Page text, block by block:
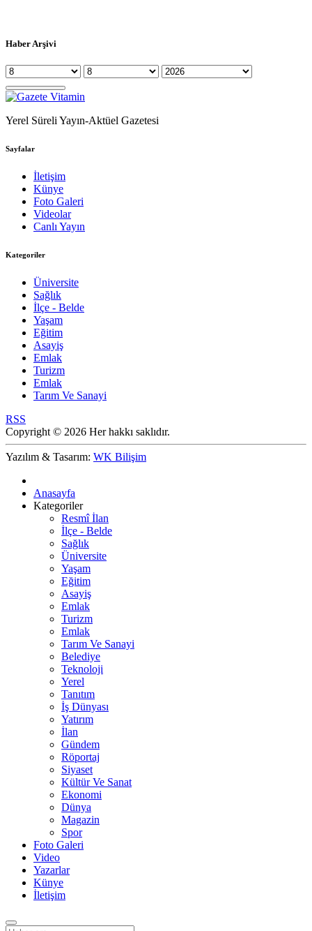
Haber Arşivi
Yerel Süreli Yayın-Aktüel Gazetesi
Sayfalar
İletişim
Künye
Foto Galeri
Videolar
Canlı Yayın
Kategoriler
Üniversite
Sağlık
İlçe - Belde
Yaşam
Eğitim
Asayiş
Emlak
Turizm
Emlak
Tarım Ve Sanayi
RSS
Copyright © 2026 Her hakkı saklıdır.
Yazılım & Tasarım: WK Bilişim
Anasayfa
Kategoriler
Resmî İlan
İlçe - Belde
Sağlık
Üniversite
Yaşam
Eğitim
Asayiş
Emlak
Turizm
Emlak
Tarım Ve Sanayi
Belediye
Teknoloji
Yerel
Tanıtım
İş Dünyası
Yatırım
İlan
Gündem
Röportaj
Siyaset
Kültür Ve Sanat
Ekonomi
Dünya
Magazin
Spor
Foto Galeri
Video
Yazarlar
Künye
İletişim